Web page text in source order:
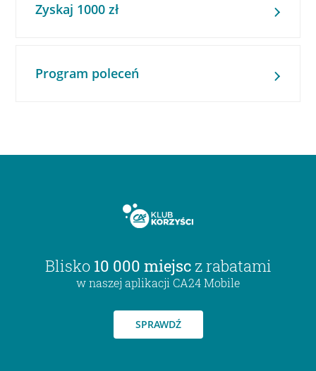
Zyskaj 1000 zł
Program poleceń
Blisko 10 000 miejsc z rabatami
w naszej aplikacji CA24 Mobile
SPRAWDŹ